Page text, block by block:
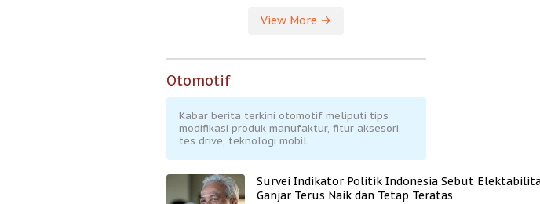
View More
Otomotif
Kabar berita terkini otomotif meliputi tips
modifikasi produk manufaktur, fitur aksesori,
tes drive, teknologi mobil.
Survei Indikator Politik Indonesia Sebut
Ganjar Terus Naik dan Tetap Teratas